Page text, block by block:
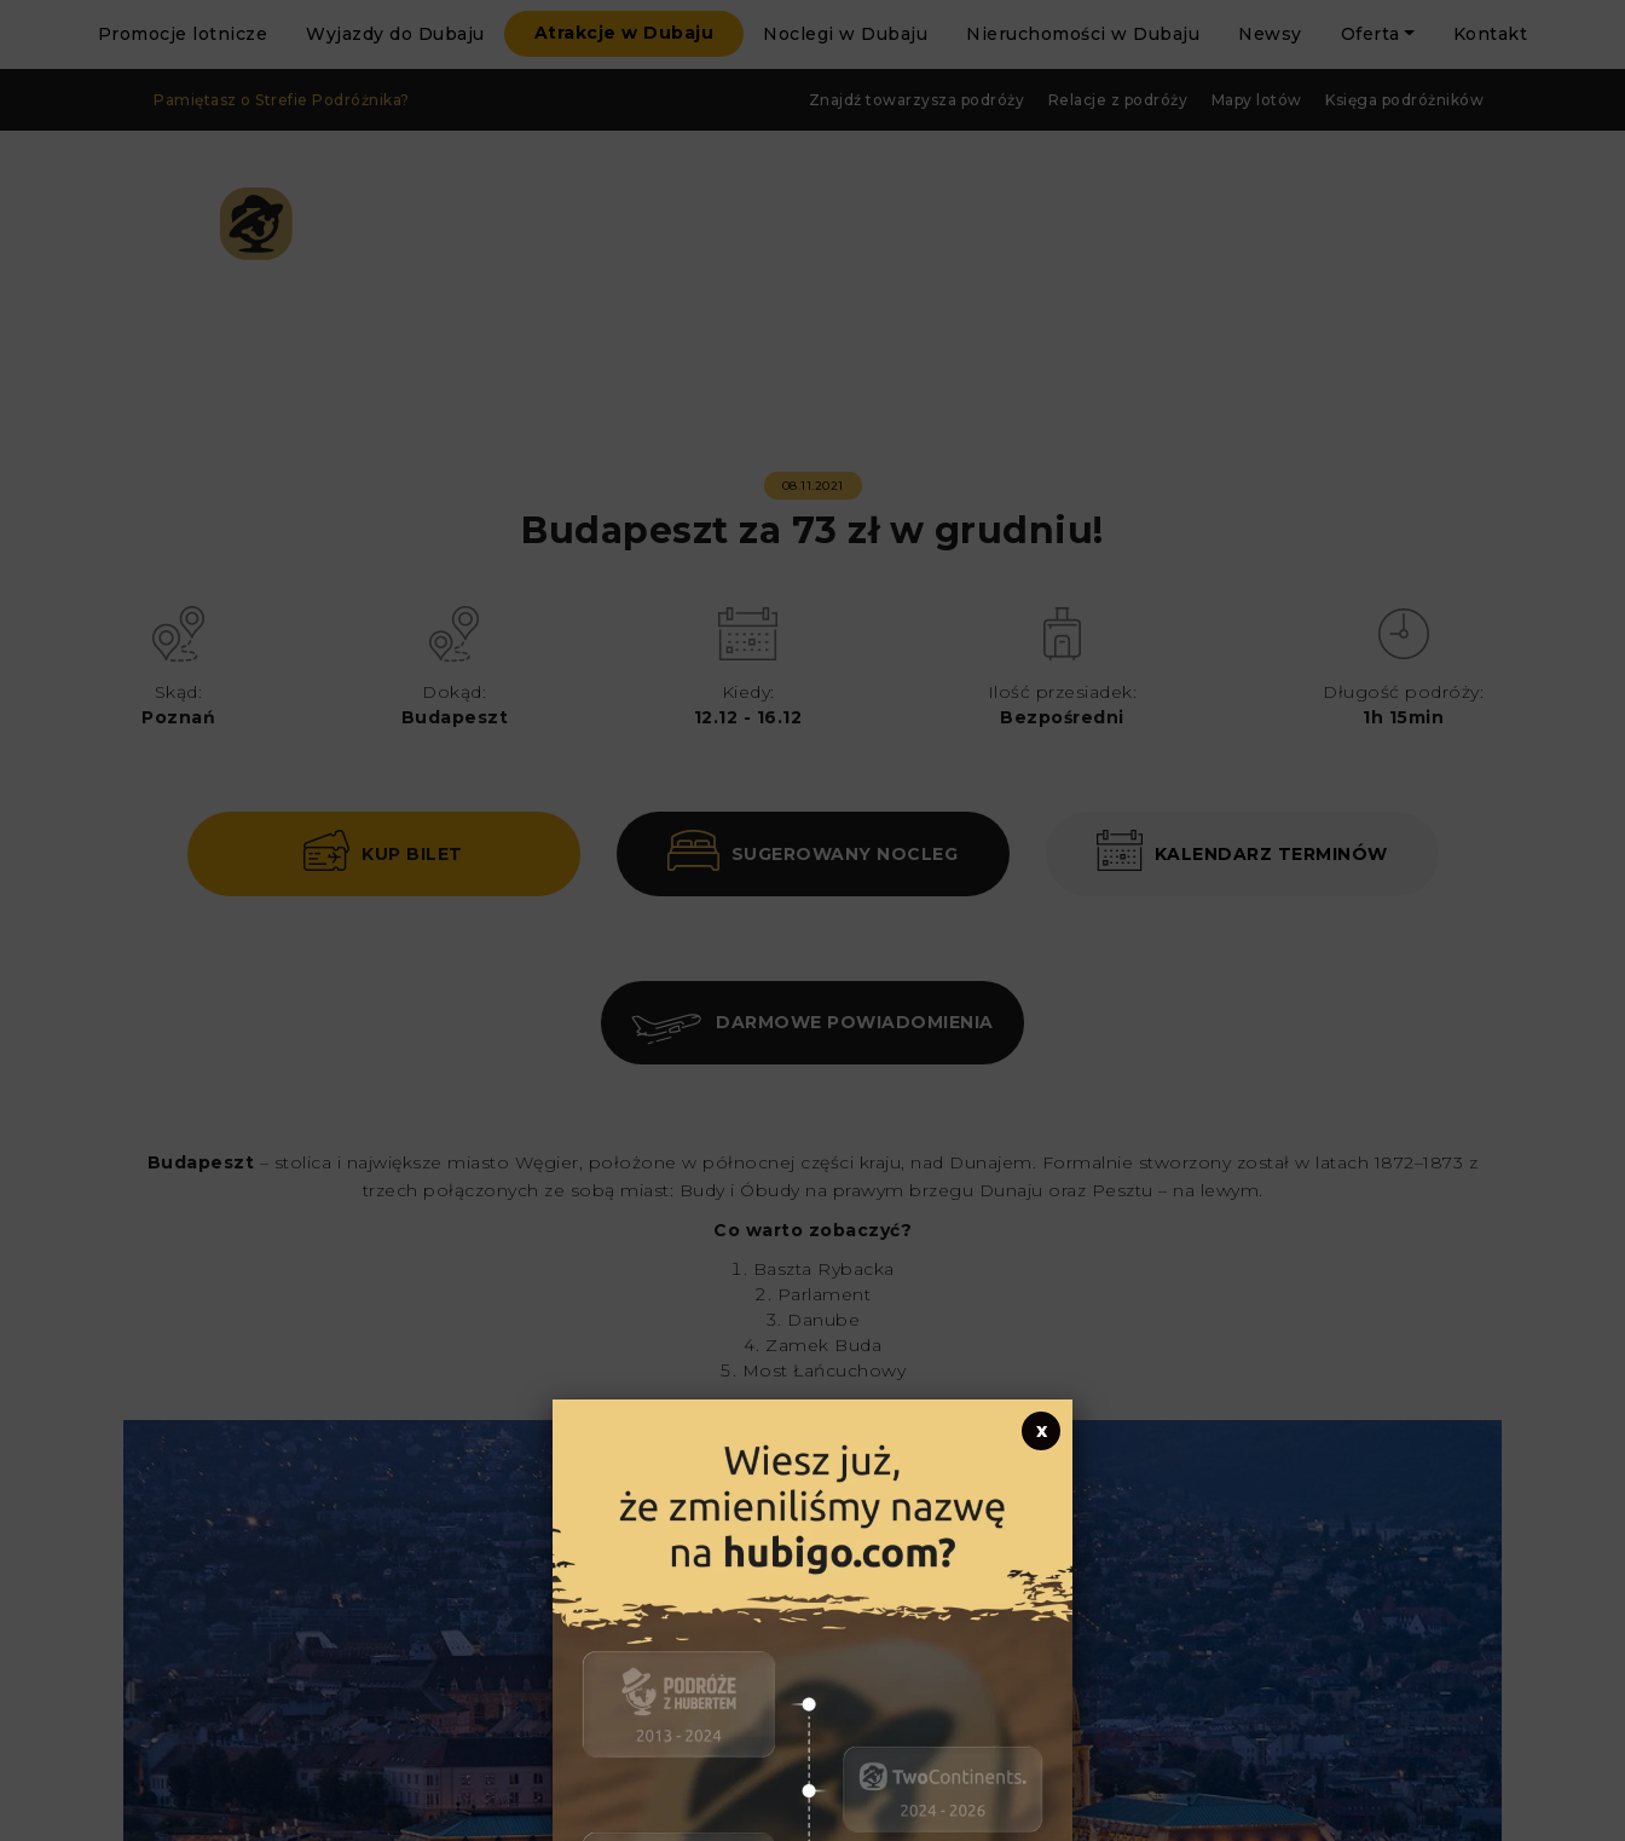
Promocje lotnicze Wyjazdy do Dubaju Atrakcje w Dubaju Noclegi w Dubaju Nieruchomości w Dubaju Newsy Oferta Kontakt
Pamiętasz o Strefie Podróżnika? Znajdź towarzysza podróży Relacje z podróży Mapy lotów Księga podróżników
08.11.2021
Budapeszt za 73 zł w grudniu!
Skąd:
Poznań
Dokąd:
Budapeszt
Kiedy:
12.12 - 16.12
Ilość przesiadek:
Bezpośredni
Długość podróży:
1h 15min
KUP BILET SUGEROWANY NOCLEG KALENDARZ TERMINÓW
DARMOWE POWIADOMIENIA
Budapeszt – stolica i największe miasto Węgier, położone w północnej części kraju, nad Dunajem. Formalnie stworzony został w latach 1872–1873 z
trzech połączonych ze sobą miast: Budy i Óbudy na prawym brzegu Dunaju oraz Pesztu – na lewym.
Co warto zobaczyć?
Baszta Rybacka
Parlament
Danube
Zamek Buda
Most Łańcuchowy
x